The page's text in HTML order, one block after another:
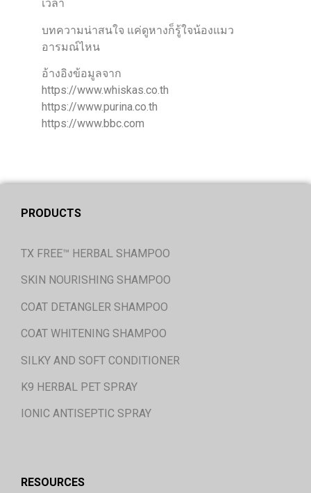
เวลา
บทความน่าสนใจ แค่ดูหางก็รู้ใจน้องแมว
อารมณ์ไหน
อ้างอิงข้อมูลจาก
https://www.whiskas.co.th
https://www.purina.co.th
https://www.bbc.com
PRODUCTS
TX FREE™ HERBAL SHAMPOO
SKIN NOURISHING SHAMPOO
COAT DETANGLER SHAMPOO
COAT WHITENING SHAMPOO
SILKY AND SOFT CONDITIONER
K9 HERBAL PET SPRAY
IONIC ANTISEPTIC SPRAY
RESOURCES